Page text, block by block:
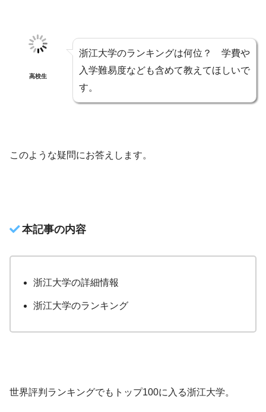
高校生
浙江大学のランキングは何位？ 学費や
入学難易度なども含めて教えてほしいで
す。
このような疑問にお答えします。
本記事の内容
浙江大学の詳細情報
浙江大学のランキング
世界評判ランキングでもトップ100に入る浙江大学。